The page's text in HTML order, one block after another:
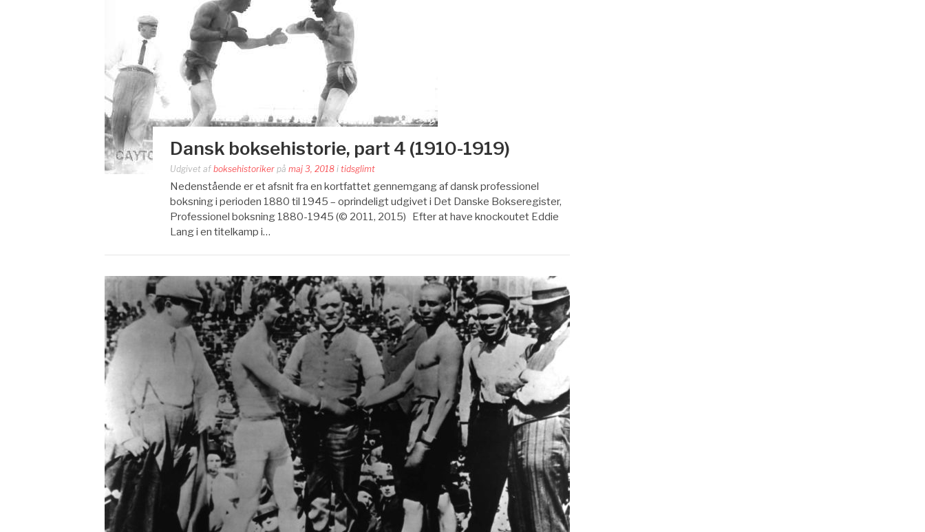
Dansk boksehistorie, part 4 (1910-1919)
Udgivet af boksehistoriker på maj 3, 2018 i tidsglimt
Nedenstående er et afsnit fra en kortfattet gennemgang af dansk professionel
boksning i perioden 1880 til 1945 – oprindeligt udgivet i Det Danske Bokseregister,
Professionel boksning 1880-1945 (© 2011, 2015) Efter at have knockoutet Eddie
Lang i en titelkamp i…